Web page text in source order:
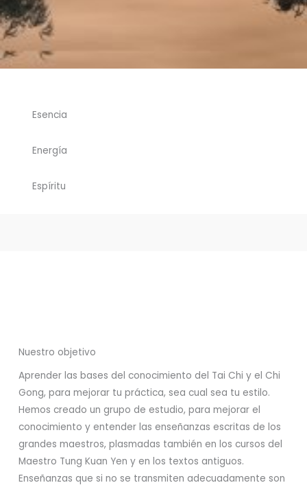
Esencia
Energía
Espíritu
Nuestro objetivo
Aprender las bases del conocimiento del Tai Chi y el Chi
Gong, para mejorar tu práctica, sea cual sea tu estilo.
Hemos creado un grupo de estudio, para mejorar el
conocimiento y entender las enseñanzas escritas de los
grandes maestros, plasmadas también en los cursos del
Maestro Tung Kuan Yen y en los textos antiguos.
Enseñanzas que si no se transmiten adecuadamente son